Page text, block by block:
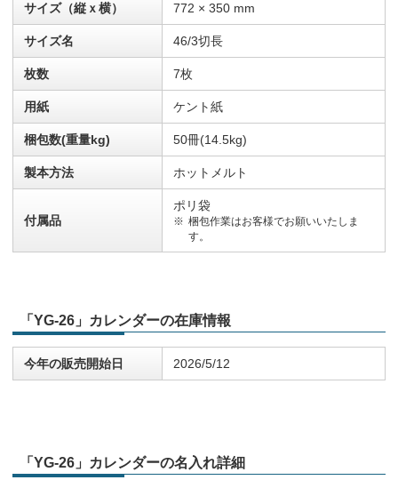
サイズ（縦ｘ横） 772 × 350 mm
サイズ名 46/3切長
枚数 7枚
用紙 ケント紙
梱包数(重量kg) 50冊(14.5kg)
製本方法 ホットメルト
付属品
ポリ袋
梱包作業はお客様でお願いいたしま
す。
「YG-26」カレンダーの在庫情報
今年の販売開始日 2026/5/12
「YG-26」カレンダーの名入れ詳細